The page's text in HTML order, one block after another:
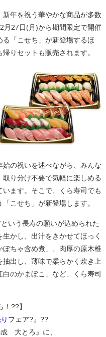
年を祝う華やかな商品が多数
月27日(月)から期間限定で開催
る「こせち」が新登場するほ
りセットも販売されます。
の祝いを述べながら、みんな
り分け不要で気軽に楽しめる
います。そこで、くら寿司でも
こせち」が新登場します。
いう長寿の願いが込められた
かし、出汁をきかせてほっく
ぼちゃ含め煮」、肉厚の原木椎
出し、薄味で柔らかく炊き上
のかまぼこ」など、くら寿司
！??】
フェア?』??
大とろ』に、